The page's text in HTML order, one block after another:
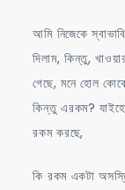
আমি নিজেকে
দিলাম, কিন্তু,
গেছে, মনে হোল
কিন্তু এরকম?
রকম করছে,
কি রকম একটা